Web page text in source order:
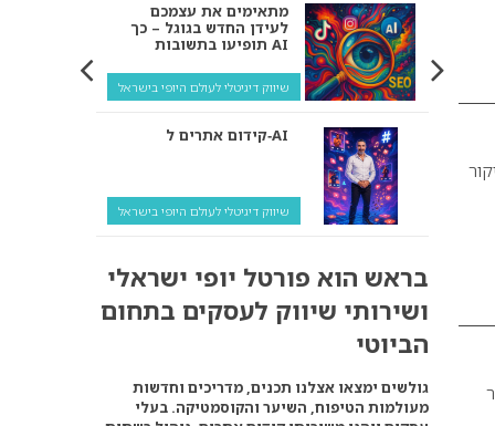
מתאימים את עצמכם
לעידן החדש בגוגל – כך
תופיעו בתשובות AI
שיווק דיגיטלי לעולם היופי בישראל
קידום אתרים ל‑AI
שיווק דיגיטלי לעולם היופי בישראל
ולמה העסק שלך צריך
להתאים את עצמו אליהם?
קידום ל‑AI לעומת קידום
רגיל: איפה הכסף נמצא
באמת?
בראש הוא פורטל יופי ישראלי
ושירותי שיווק לעסקים בתחום
הביוטי
גולשים ימצאו אצלנו תכנים, מדריכים וחדשות
מעולמות הטיפוח, השיער והקוסמטיקה. בעלי